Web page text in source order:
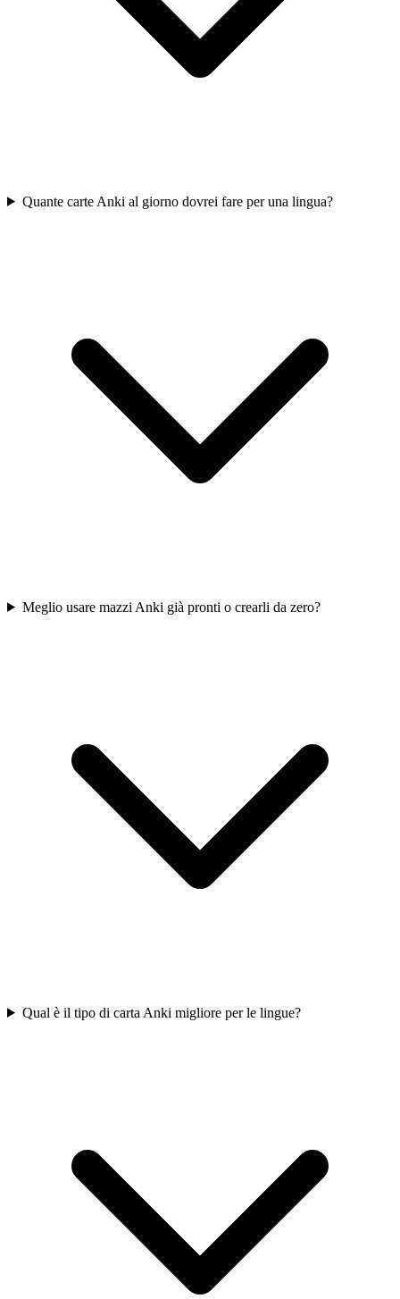
Quante carte Anki al giorno dovrei fare per una lingua?
Meglio usare mazzi Anki già pronti o crearli da zero?
Qual è il tipo di carta Anki migliore per le lingue?